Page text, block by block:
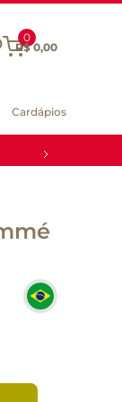
0
R$ 0,00
Cardápios